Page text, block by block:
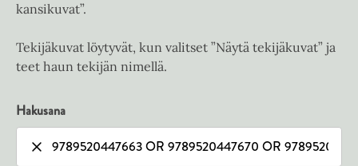
kansikuvat”.
Tekijäkuvat löytyvät, kun valitset ”Näytä tekijäkuvat” ja
teet haun tekijän nimellä.
Hakusana